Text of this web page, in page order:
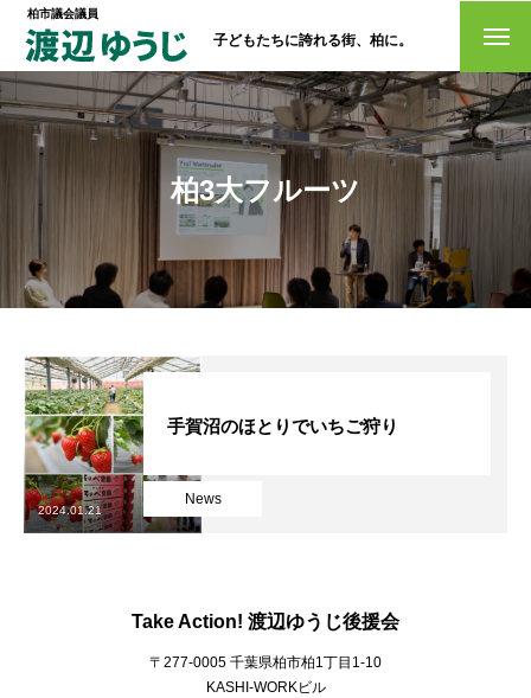
柏市議会議員
子どもたちに誇れる街、柏に。
トップページ
政策
経歴・プロフィール
活動情報
お問い合わせ
選挙ドットコム
柏3大フルーツ
News
手賀沼のほとりでいちご狩り
2024.01.21
Take Action! 渡辺ゆうじ後援会
〒277-0005 千葉県柏市柏1丁目1-10
KASHI-WORKビル